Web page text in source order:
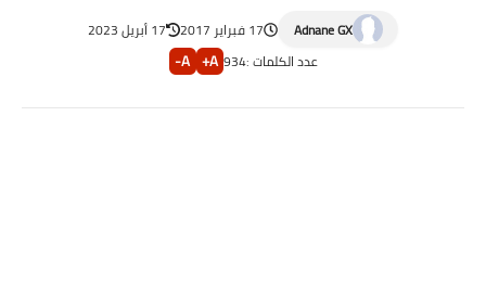
Adnane GX 17 فبراير 2017
17 أبريل 2023
عدد الكلمات :934
A+
A-